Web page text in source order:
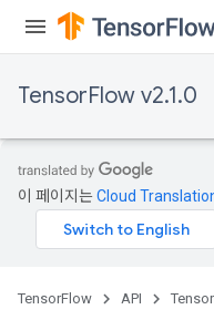
TensorFlow v2.1.0
이 페이지는Cloud
TensorFlow API